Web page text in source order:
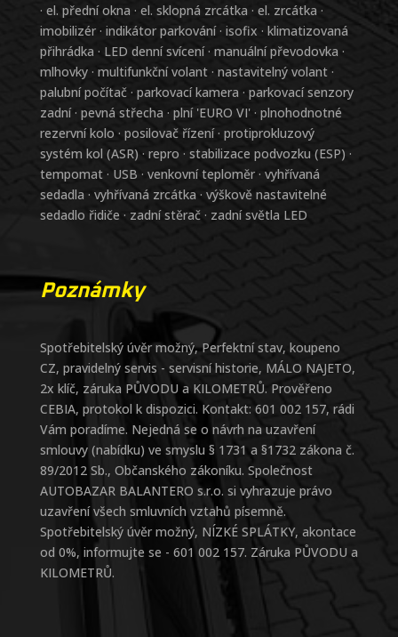
· el. přední okna · el. sklopná zrcátka · el. zrcátka ·
imobilizér · indikátor parkování · isofix · klimatizovaná
přihrádka · LED denní svícení · manuální převodovka ·
mlhovky · multifunkční volant · nastavitelný volant ·
palubní počítač · parkovací kamera · parkovací senzory
zadní · pevná střecha · plní 'EURO VI' · plnohodnotné
rezervní kolo · posilovač řízení · protiprokluzový
systém kol (ASR) · repro · stabilizace podvozku (ESP) ·
tempomat · USB · venkovní teploměr · vyhřívaná
sedadla · vyhřívaná zrcátka · výškově nastavitelné
sedadlo řidiče · zadní stěrač · zadní světla LED
Poznámky
Spotřebitelský úvěr možný, Perfektní stav, koupeno
CZ, pravidelný servis - servisní historie, MÁLO NAJETO,
2x klíč, záruka PŮVODU a KILOMETRŮ. Prověřeno
CEBIA, protokol k dispozici. Kontakt: 601 002 157, rádi
Vám poradíme. Nejedná se o návrh na uzavření
smlouvy (nabídku) ve smyslu § 1731 a §1732 zákona č.
89/2012 Sb., Občanského zákoníku. Společnost
AUTOBAZAR BALANTERO s.r.o. si vyhrazuje právo
uzavření všech smluvních vztahů písemně.
Spotřebitelský úvěr možný, NÍZKÉ SPLÁTKY, akontace
od 0%, informujte se - 601 002 157. Záruka PŮVODU a
KILOMETRŮ.